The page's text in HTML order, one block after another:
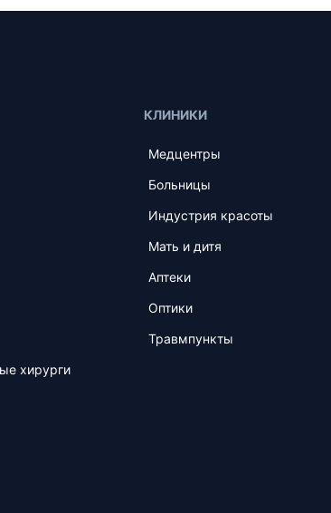
хирурги
КЛИНИКИ
Медцентры
Больницы
Индустрия красоты
Мать и дитя
Аптеки
Оптики
Травмпункты